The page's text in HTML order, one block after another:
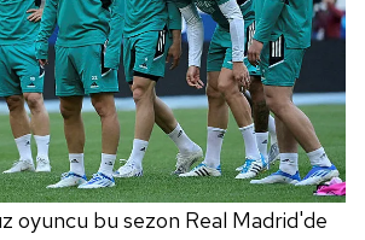
oyuncu bu sezon Real Madrid'de